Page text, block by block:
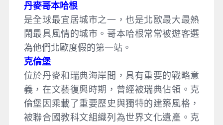
丹麥哥本哈根
是全球最宜居城市之一，也是北歐最大最熱
鬧最具風情的城市。哥本哈根常常被遊客選
為他們北歐度假的第一站。
克倫堡
位於丹麥和瑞典海岸間，具有重要的戰略意
義，在文藝復興時期，曾經被瑞典佔領。克
倫堡因乘載了重要歷史與獨特的建築風格，
被聯合國教科文組織列為世界文化遺產。克